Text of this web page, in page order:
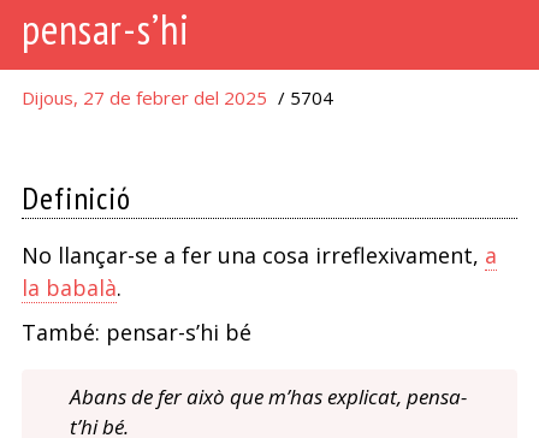
pensar-s’hi
Dijous, 27 de febrer del 2025 / 5704
Definició
No llançar-se a fer una cosa irreflexivament, a
la babalà.
També: pensar-s’hi bé
Abans de fer això que m’has explicat, pensa-
t’hi bé.
un
pensament